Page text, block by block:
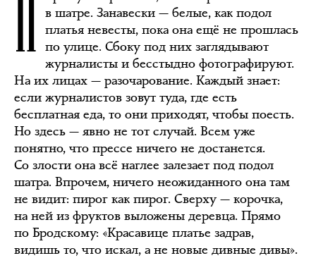
в шатре. Занавески — белые, как подол
платья невесты, пока она ещё не прошлась
по улице. Сбоку под них заглядывают
журналисты и бесстыдно фотографируют.
На их лицах — разочарование. Каждый знает:
если журналистов зовут туда, где есть
бесплатная еда, то они приходят, чтобы поесть.
Но здесь — явно не тот случай. Всем уже
понятно, что прессе ничего не достанется.
Со злости она всё наглее залезает под подол
шатра. Впрочем, ничего неожиданного она там
не видит: пирог как пирог. Сверху — корочка,
на ней из фруктов выложены деревца. Прямо
по Бродскому: «Красавице платье задрав,
видишь то, что искал, а не новые дивные дивы».